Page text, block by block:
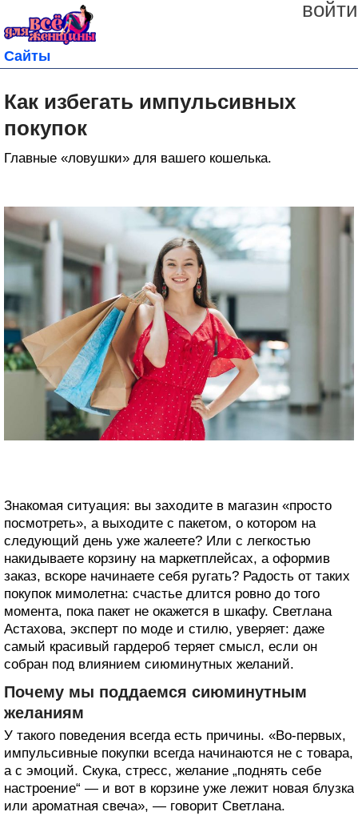
войти
Сайты
Как избегать импульсивных
покупок
Главные «ловушки» для вашего кошелька.
Знакомая ситуация: вы заходите в магазин «просто
посмотреть», а выходите с пакетом, о котором на
следующий день уже жалеете? Или с легкостью
накидываете корзину на маркетплейсах, а оформив
заказ, вскоре начинаете себя ругать? Радость от таких
покупок мимолетна: счастье длится ровно до того
момента, пока пакет не окажется в шкафу. Светлана
Астахова, эксперт по моде и стилю, уверяет: даже
самый красивый гардероб теряет смысл, если он
собран под влиянием сиюминутных желаний.
Почему мы поддаемся сиюминутным
желаниям
У такого поведения всегда есть причины. «Во-первых,
импульсивные покупки всегда начинаются не с товара,
а с эмоций. Скука, стресс, желание „поднять себе
настроение“ — и вот в корзине уже лежит новая блузка
или ароматная свеча», — говорит Светлана.